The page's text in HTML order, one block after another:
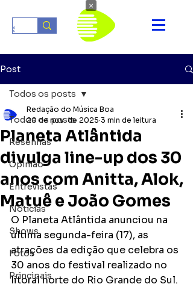
Post
Todos os posts
Resenhas
Opinião
Entrevistas
Notícias
Shows
Fotos
Principais
Todos os posts
Planeta Atlântida
divulga line-up dos 30
anos com Anitta, Alok,
Matuê e João Gomes
Redação do Música Boa
20 de nov. de 2025 3 min de leitura
O Planeta Atlântida anunciou na
última segunda-feira (17), as
atrações da edição que celebra os
30 anos do festival realizado no
litoral norte do Rio Grande do Sul.
×